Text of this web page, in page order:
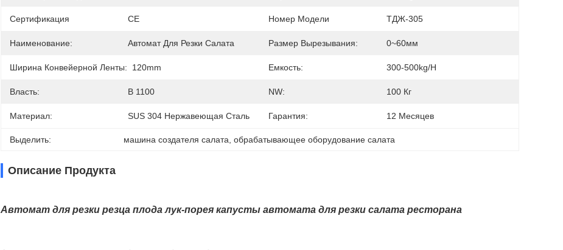
Сертификация CE Номер Модели ТДЖ-305
Наименование: Автомат Для Резки Салата Размер Вырезывания: 0~60мм
Ширина Конвейерной Ленты: 120mm Емкость: 300-500kg/h
Власть: В 1100 NW: 100 Кг
Материал: SUS 304 Нержавеющая Сталь Гарантия: 12 Месяцев
Выделить: машина создателя салата , обрабатывающее оборудование салата
Описание Продукта
Автомат для резки резца плода лук-порея капусты автомата для резки салата ресторана